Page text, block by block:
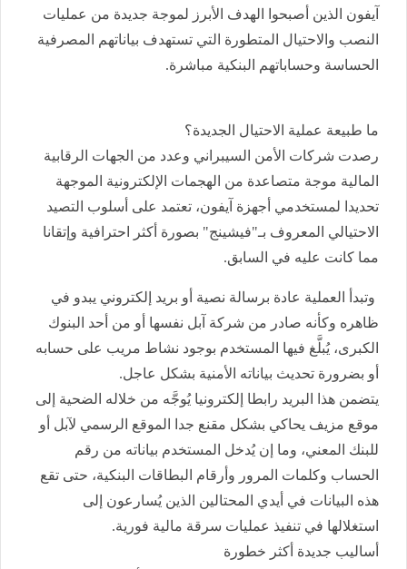
آيفون الذين أصبحوا الهدف الأبرز لموجة جديدة من عمليات
النصب والاحتيال المتطورة التي تستهدف بياناتهم المصرفية
الحساسة وحساباتهم البنكية مباشرة.
ما طبيعة عملية الاحتيال الجديدة؟
رصدت شركات الأمن السيبراني وعدد من الجهات الرقابية
المالية موجة متصاعدة من الهجمات الإلكترونية الموجهة
تحديدا لمستخدمي أجهزة آيفون، تعتمد على أسلوب التصيد
الاحتيالي المعروف بـ"فيشينج" بصورة أكثر احترافية وإتقانا
مما كانت عليه في السابق.
وتبدأ العملية عادة برسالة نصية أو بريد إلكتروني يبدو في
ظاهره وكأنه صادر من شركة آبل نفسها أو من أحد البنوك
الكبرى، يُبلَّغ فيها المستخدم بوجود نشاط مريب على حسابه
أو بضرورة تحديث بياناته الأمنية بشكل عاجل.
يتضمن هذا البريد رابطا إلكترونيا يُوجَّه من خلاله الضحية إلى
موقع مزيف يحاكي بشكل مقنع جدا الموقع الرسمي لآبل أو
للبنك المعني، وما إن يُدخل المستخدم بياناته من رقم
الحساب وكلمات المرور وأرقام البطاقات البنكية، حتى تقع
هذه البيانات في أيدي المحتالين الذين يُسارعون إلى
استغلالها في تنفيذ عمليات سرقة مالية فورية.
أساليب جديدة أكثر خطورة